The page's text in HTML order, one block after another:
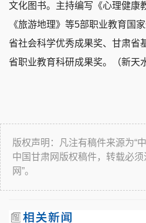
文化图书。主持编写《心理健康
《旅游地理》等5部职业教育国
省社会科学优秀成果奖、甘肃省
省职业教育科研成果奖。（新天
版权声明：凡注有稿件来源为“
中国甘肃网版权稿件，转载必须
网”。